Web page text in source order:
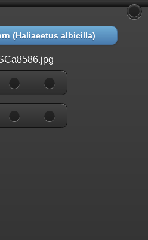
(Haliaeetus albicilla)